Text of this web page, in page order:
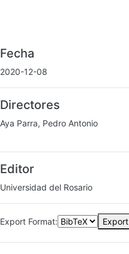
Fecha
2020-12-08
Directores
Aya Parra, Pedro Antonio
Editor
Universidad del Rosario
Export Format: Export